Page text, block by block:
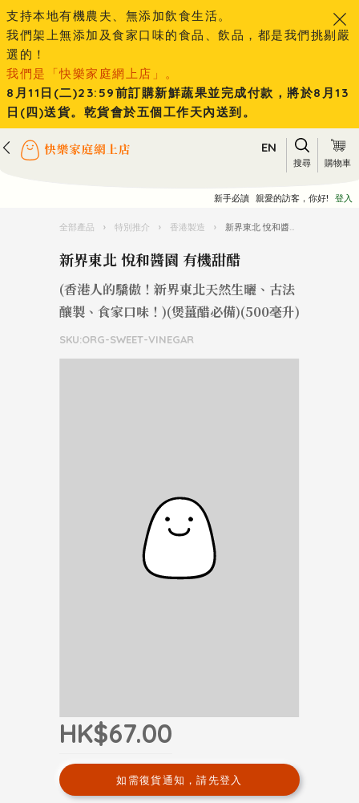
支持本地有機農夫、無添加飲食生活。
我們架上無添加及食家口味的食品、飲品，都是我們挑剔嚴
選的！
我們是「快樂家庭網上店」。
8月11日(二)23:59前訂購新鮮蔬果並完成付款，將於8月13
日(四)送貨。乾貨會於五個工作天內送到。
EN
搜尋 購物車
新手必讀 親愛的訪客，你好! 登入
全部產品 › 特別推介 › 香港製造 › 新界東北 悅和醬園 有機甜醋
新界東北 悅和醬園 有機甜醋
(香港人的驕傲！新界東北天然生曬、古法
釀製、食家口味！)(煲薑醋必備)(500毫升)
SKU:ORG-SWEET-VINEGAR
HK$67.00
如需復貨通知，請先登入